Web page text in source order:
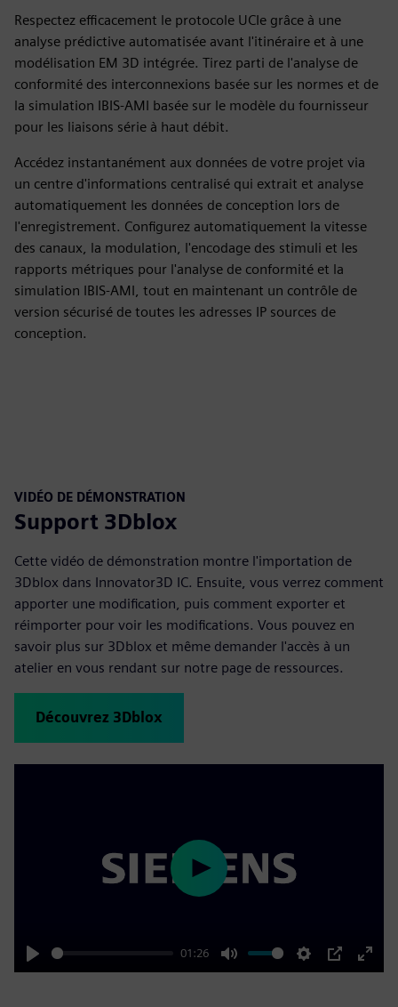
Respectez efficacement le protocole UCIe grâce à une
analyse prédictive automatisée avant l'itinéraire et à une
modélisation EM 3D intégrée. Tirez parti de l'analyse de
conformité des interconnexions basée sur les normes et de
la simulation IBIS-AMI basée sur le modèle du fournisseur
pour les liaisons série à haut débit.
Accédez instantanément aux données de votre projet via
un centre d'informations centralisé qui extrait et analyse
automatiquement les données de conception lors de
l'enregistrement. Configurez automatiquement la vitesse
des canaux, la modulation, l'encodage des stimuli et les
rapports métriques pour l'analyse de conformité et la
simulation IBIS-AMI, tout en maintenant un contrôle de
version sécurisé de toutes les adresses IP sources de
conception.
VIDÉO DE DÉMONSTRATION
Support 3Dblox
Cette vidéo de démonstration montre l'importation de
3Dblox dans Innovator3D IC. Ensuite, vous verrez comment
apporter une modification, puis comment exporter et
réimporter pour voir les modifications. Vous pouvez en
savoir plus sur 3Dblox et même demander l'accès à un
atelier en vous rendant sur notre page de ressources.
Découvrez 3Dblox
Play
01:26
Mute Settings
PIP
Enter
Play